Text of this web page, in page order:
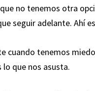
no tenemos otra
seguir adelante. Ahí
cuando tenemos
que nos asusta.